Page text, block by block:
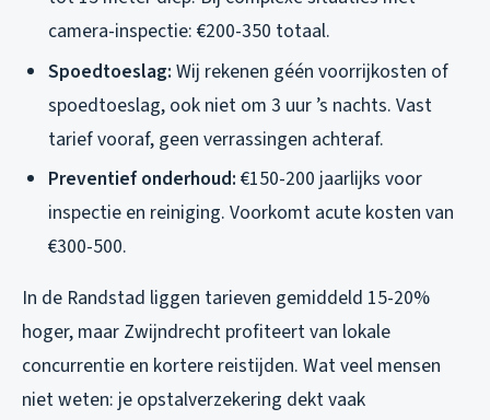
camera-inspectie: €200-350 totaal.
Spoedtoeslag: Wij rekenen géén voorrijkosten of
spoedtoeslag, ook niet om 3 uur ’s nachts. Vast
tarief vooraf, geen verrassingen achteraf.
Preventief onderhoud: €150-200 jaarlijks voor
inspectie en reiniging. Voorkomt acute kosten van
€300-500.
In de Randstad liggen tarieven gemiddeld 15-20%
hoger, maar Zwijndrecht profiteert van lokale
concurrentie en kortere reistijden. Wat veel mensen
niet weten: je opstalverzekering dekt vaak